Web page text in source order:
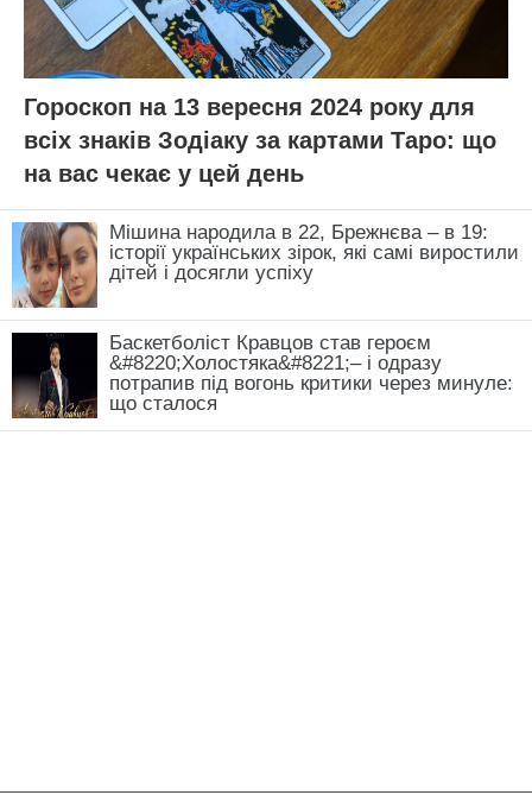
Гороскоп на 13 вересня 2024 року для
всіх знаків Зодіаку за картами Таро: що
на вас чекає у цей день
Мішина народила в 22, Брежнєва – в 19:
історії українських зірок, які самі виростили
дітей і досягли успіху
Баскетболіст Кравцов став героєм
&#8220;Холостяка&#8221;– і одразу
потрапив під вогонь критики через минуле:
що сталося